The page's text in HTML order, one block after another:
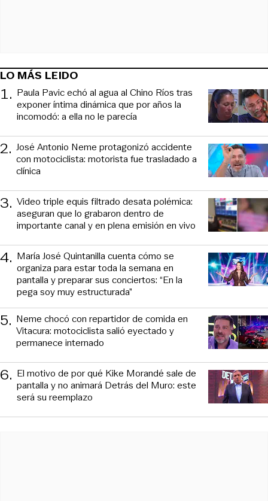
LO MÁS LEIDO
1. Paula Pavic echó al agua al Chino Ríos tras
exponer íntima dinámica que por años la
incomodó: a ella no le parecía
2. José Antonio Neme protagonizó accidente
con motociclista: motorista fue trasladado a
clínica
3. Video triple equis filtrado desata polémica:
aseguran que lo grabaron dentro de
importante canal y en plena emisión en vivo
4. María José Quintanilla cuenta cómo se
organiza para estar toda la semana en
pantalla y preparar sus conciertos: “En la
pega soy muy estructurada”
5. Neme chocó con repartidor de comida en
Vitacura: motociclista salió eyectado y
permanece internado
6. El motivo de por qué Kike Morandé sale de
pantalla y no animará Detrás del Muro: este
será su reemplazo